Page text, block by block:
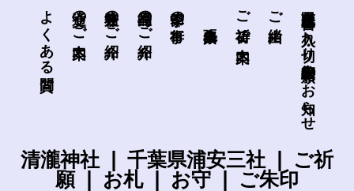
葉月限定 書き入れ・切り絵御朱印 頒布のお知らせ
ご由緒
ご祈祷 ご案内
季節の行事
授与品のご紹介
兼務社のご紹介
交通のご案内
よくある質問
清瀧神社 ❘ 千葉県浦安三社 ❘ ご祈
願 ❘ お札 ❘ お守 ❘ ご朱印